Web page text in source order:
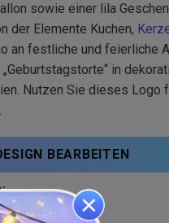
sowie einer lila
der Elemente Kuchen,
an festliche und feierliche
in
Nutzen Sie dieses Logo
BEARBEITEN